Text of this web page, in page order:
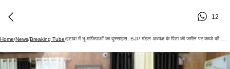
12
Home/News/Breaking Tube/